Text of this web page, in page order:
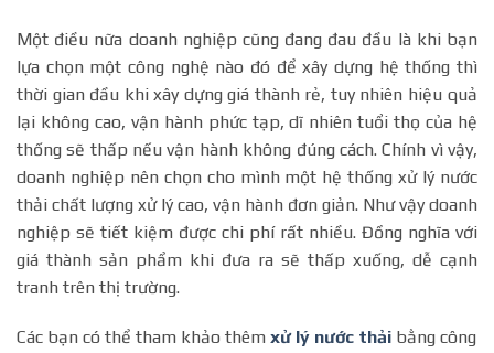
Một điều nữa doanh nghiệp cũng đang đau đầu là khi bạn
lựa chọn một công nghệ nào đó để xây dựng hệ thống thì
thời gian đầu khi xây dựng giá thành rẻ, tuy nhiên hiệu quả
lại không cao, vận hành phức tạp, dĩ nhiên tuổi thọ của hệ
thống sẽ thấp nếu vận hành không đúng cách. Chính vì vậy,
doanh nghiệp nên chọn cho mình một hệ thống xử lý nước
thải chất lượng xử lý cao, vận hành đơn giản. Như vậy doanh
nghiệp sẽ tiết kiệm được chi phí rất nhiều. Đồng nghĩa với
giá thành sản phẩm khi đưa ra sẽ thấp xuống, dễ cạnh
tranh trên thị trường.
Các bạn có thể tham khảo thêm xử lý nước thải bằng công